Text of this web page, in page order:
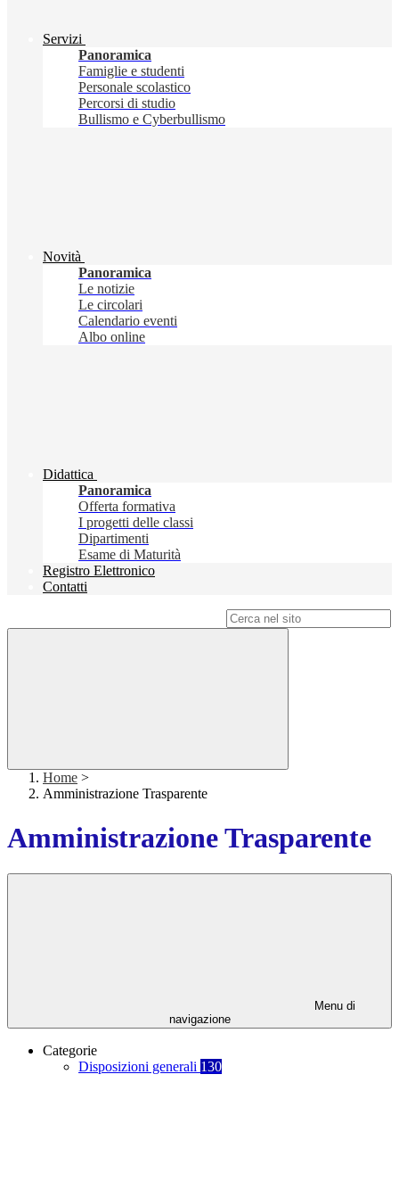
Servizi
Panoramica
Famiglie e studenti
Personale scolastico
Percorsi di studio
Bullismo e Cyberbullismo
Novità
Panoramica
Le notizie
Le circolari
Calendario eventi
Albo online
Didattica
Panoramica
Offerta formativa
I progetti delle classi
Dipartimenti
Esame di Maturità
Registro Elettronico
Contatti
Home >
Amministrazione Trasparente
Amministrazione Trasparente
Menu di
navigazione
Categorie
Disposizioni generali 130